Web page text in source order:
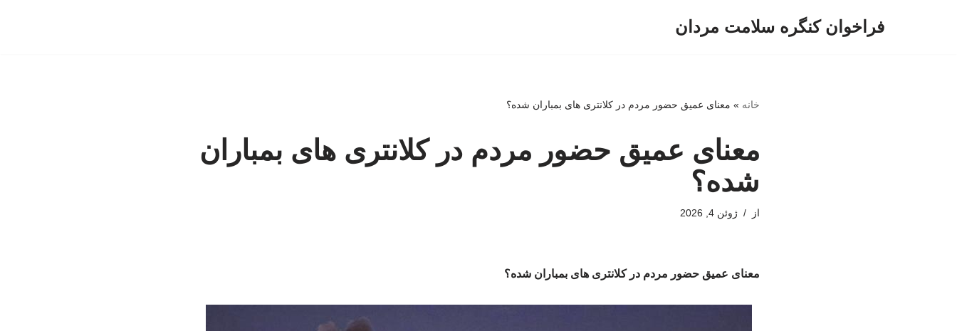
فراخوان کنگره سلامت مردان
خانه » معنای عمیق حضور مردم در کلانتری های بمباران شده؟
معنای عمیق حضور مردم در کلانتری های بمباران
شده؟
از ژوئن 4, 2026
معنای عمیق حضور مردم در کلانتری های بمباران شده؟